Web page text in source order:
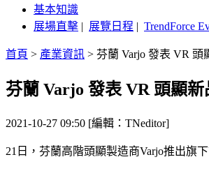
基本知識
展場直擊 | 展覽日程 | TrendForce
首頁 > 產業資訊 > 芬蘭 Varjo 發表 VR
芬蘭 Varjo 發表 VR 頭顯
2021-10-27 09:50 [編輯：TNeditor]
21日，芬蘭高階頭顯製造商Varjo推出旗